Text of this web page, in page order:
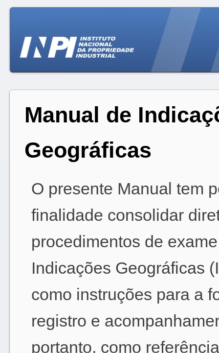
Manual de
Geográficas
O presente Manual tem
finalidade consolidar
procedimentos de
Indicações Geográficas
como instruções para a
registro e
portanto, como